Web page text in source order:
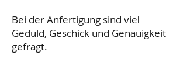
Bei der Anfertigung sind viel
Geduld, Geschick und Genauigkeit
gefragt.